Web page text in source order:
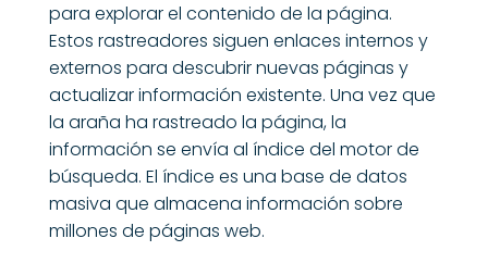
para explorar el contenido de la página.
Estos rastreadores siguen enlaces internos y
externos para descubrir nuevas páginas y
actualizar información existente. Una vez que
la araña ha rastreado la página, la
información se envía al índice del motor de
búsqueda. El índice es una base de datos
masiva que almacena información sobre
millones de páginas web.